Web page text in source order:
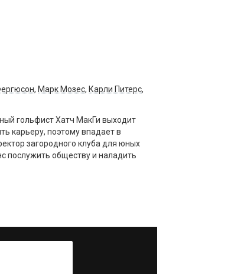
, Марк Мозес, Карли Питерс,
гольфист Хатч МакГи выходит
карьеру, поэтому впадает в
загородного клуба для юных
послужить обществу и наладить